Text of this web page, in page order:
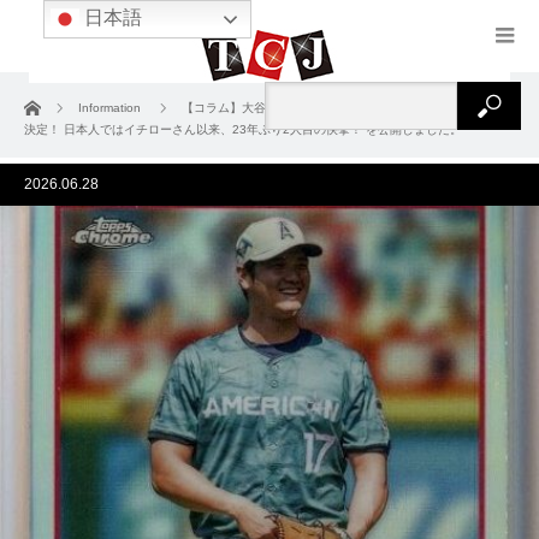
ホーム Information
【コラム】大谷翔平が両リーグ最多得票で6年連続の球宴出場
決定！ 日本人ではイチローさん以来、23年ぶり2人目の快挙！ を公開しました。
2026.06.28
日本語